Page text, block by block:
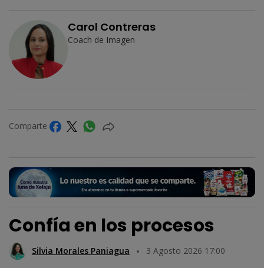
Carol Contreras
Coach de Imagen
Comparte
Confía en los procesos
Silvia Morales Paniagua 3 Agosto 2026 17:00